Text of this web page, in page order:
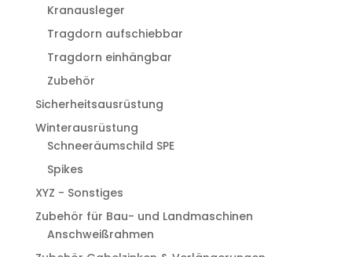
Kranausleger
Tragdorn aufschiebbar
Tragdorn einhängbar
Zubehör
Sicherheitsausrüstung
Winterausrüstung
Schneeräumschild SPE
Spikes
XYZ - Sonstiges
Zubehör für Bau- und Landmaschinen
Anschweißrahmen